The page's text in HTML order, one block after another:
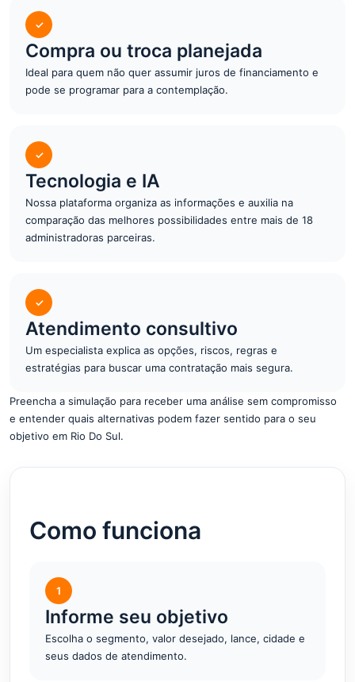
✓
Compra ou troca planejada
Ideal para quem não quer assumir juros de financiamento e
pode se programar para a contemplação.
✓
Tecnologia e IA
Nossa plataforma organiza as informações e auxilia na
comparação das melhores possibilidades entre mais de 18
administradoras parceiras.
✓
Atendimento consultivo
Um especialista explica as opções, riscos, regras e
estratégias para buscar uma contratação mais segura.
Preencha a simulação para receber uma análise sem compromisso
e entender quais alternativas podem fazer sentido para o seu
objetivo em Rio Do Sul.
Como funciona
1
Informe seu objetivo
Escolha o segmento, valor desejado, lance, cidade e
seus dados de atendimento.